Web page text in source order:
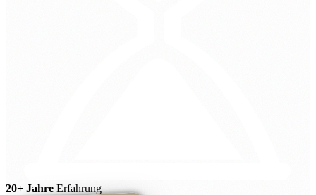
20+ Jahre Erfahrung